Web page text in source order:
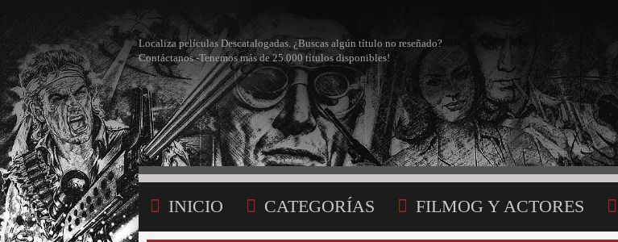
Localiza películas Descatalogadas. ¿Buscas algún título no reseñado?
Contáctanos -Tenemos más de 25.000 títulos disponibles!
INICIO CATEGORÍAS FILMOG Y ACTORES